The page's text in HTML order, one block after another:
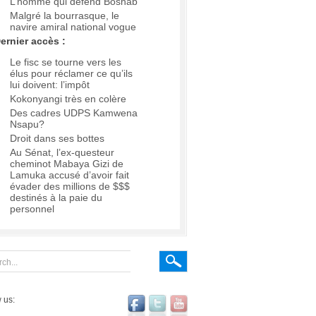
Malgré la bourrasque, le
navire amiral national vogue
accès :
Le fisc se tourne vers les
élus pour réclamer ce qu’ils
lui doivent: l’impôt
Kokonyangi très en colère
Des cadres UDPS Kamwena
Nsapu?
Droit dans ses bottes
Au Sénat, l’ex-questeur
cheminot Mabaya Gizi de
Lamuka accusé d’avoir fait
évader des millions de $$$
destinés à la paie du
personnel
us: